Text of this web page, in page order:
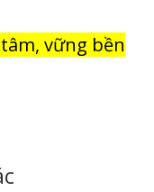
vững bền